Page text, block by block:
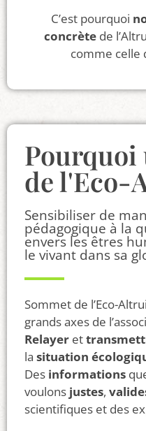
C’est pourquoi
concrètede
comme celle
Pourquoi
de l'Eco-
Sensibiliser de
pédagogique à la
envers les êtres
le vivant dans sa
Sommet de l’Eco-
grands axes de
Relayer et
la situation
Des informations
voulons justes,
scientifiques et des